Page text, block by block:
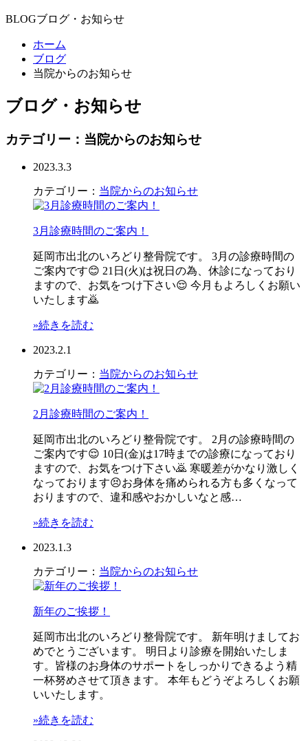
BLOGブログ・お知らせ
ホーム
ブログ
当院からのお知らせ
ブログ・お知らせ
カテゴリー：当院からのお知らせ
2023.3.3
カテゴリー： 当院からのお知らせ
3月診療時間のご案内！
延岡市出北のいろどり整骨院です。 3月の診療時間の
ご案内です😊 21日(火)は祝日の為、休診になっており
ますので、お気をつけ下さい😌 今月もよろしくお願い
いたします🙇
»続きを読む
2023.2.1
カテゴリー： 当院からのお知らせ
2月診療時間のご案内！
延岡市出北のいろどり整骨院です。 2月の診療時間の
ご案内です😌 10日(金)は17時までの診療になっており
ますので、お気をつけ下さい🙇 寒暖差がかなり激しく
なっております😣お身体を痛められる方も多くなって
おりますので、違和感やおかしいなと感…
»続きを読む
2023.1.3
カテゴリー： 当院からのお知らせ
新年のご挨拶！
延岡市出北のいろどり整骨院です。 新年明けましてお
めでとうございます。 明日より診療を開始いたしま
す。皆様のお身体のサポートをしっかりできるよう精
一杯努めさせて頂きます。 本年もどうぞよろしくお願
いいたします。
»続きを読む